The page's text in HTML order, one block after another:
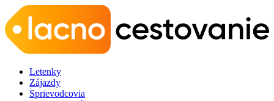
Letenky
Zájazdy
Sprievodcovia